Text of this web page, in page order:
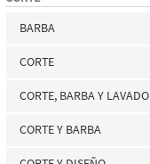
BARBA
CORTE
CORTE, BARBA Y LAVADO
CORTE Y BARBA